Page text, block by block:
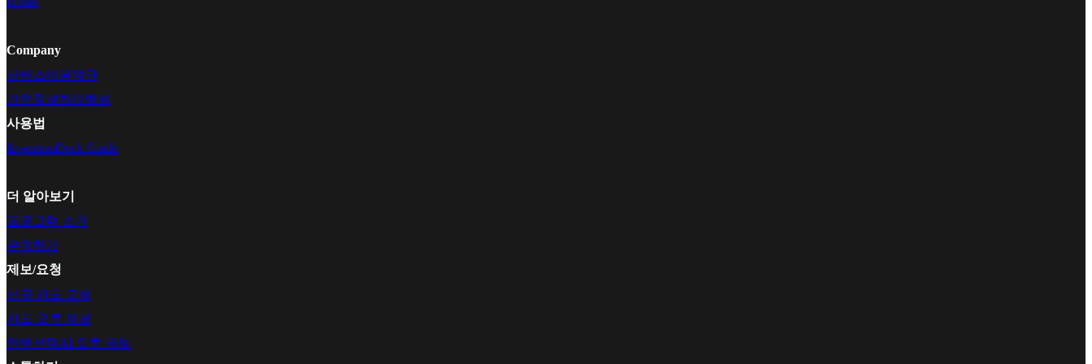
Company
서비스이용약관
개인정보처리방침
사용법
InventionDeck Guide
더 알아보기
프로그램 소개
문의하기
제보/요청
신규 카드 요청
카드 오류 제보
인벤션덱AI 오류 제보